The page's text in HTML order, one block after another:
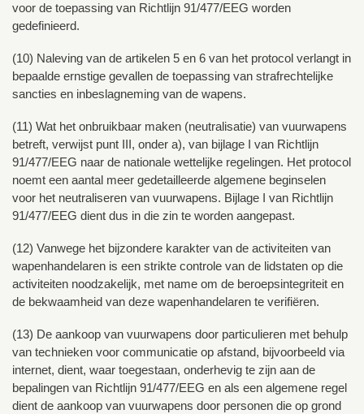
voor de toepassing van Richtlijn 91/477/EEG worden
gedefinieerd.
(10) Naleving van de artikelen 5 en 6 van het protocol verlangt in
bepaalde ernstige gevallen de toepassing van strafrechtelijke
sancties en inbeslagneming van de wapens.
(11) Wat het onbruikbaar maken (neutralisatie) van vuurwapens
betreft, verwijst punt III, onder a), van bijlage I van Richtlijn
91/477/EEG naar de nationale wettelijke regelingen. Het protocol
noemt een aantal meer gedetailleerde algemene beginselen
voor het neutraliseren van vuurwapens. Bijlage I van Richtlijn
91/477/EEG dient dus in die zin te worden aangepast.
(12) Vanwege het bijzondere karakter van de activiteiten van
wapenhandelaren is een strikte controle van de lidstaten op die
activiteiten noodzakelijk, met name om de beroepsintegriteit en
de bekwaamheid van deze wapenhandelaren te verifiëren.
(13) De aankoop van vuurwapens door particulieren met behulp
van technieken voor communicatie op afstand, bijvoorbeeld via
internet, dient, waar toegestaan, onderhevig te zijn aan de
bepalingen van Richtlijn 91/477/EEG en als een algemene regel
dient de aankoop van vuurwapens door personen die op grond